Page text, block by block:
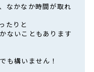
なかなか時間が取れ
たりと
ないこともあります
も構いません！